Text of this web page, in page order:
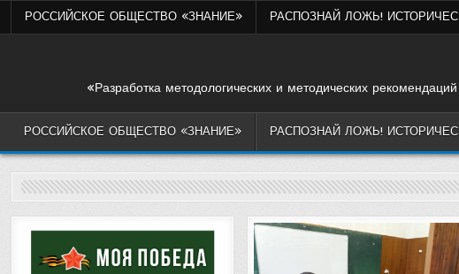
РОССИЙСКОЕ ОБЩЕСТВО «ЗНАНИЕ» РАСПОЗНАЙ ЛОЖЬ!
«Разработка методологических и методических
РОССИЙСКОЕ ОБЩЕСТВО «ЗНАНИЕ» РАСПОЗНАЙ ЛОЖЬ!